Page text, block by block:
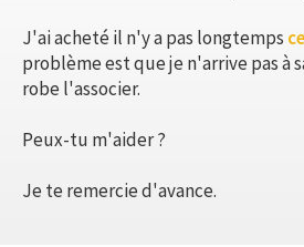
J'ai acheté il n'y a pas longtemps
problème est que je n'arrive pas à
robe l'associer.
Peux-tu m'aider ?
Je te remercie d'avance.